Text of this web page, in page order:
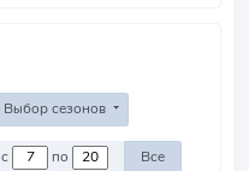
Выбор сезонов
Против команд с по Все